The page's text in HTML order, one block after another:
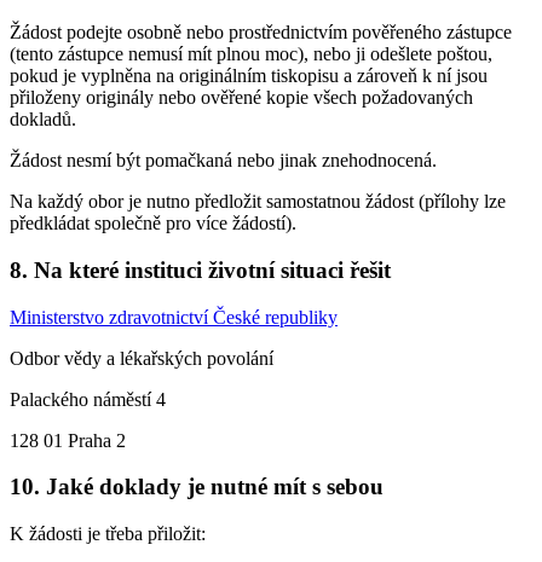
Žádost podejte osobně nebo prostřednictvím pověřeného zástupce
(tento zástupce nemusí mít plnou moc), nebo ji odešlete poštou,
pokud je vyplněna na originálním tiskopisu a zároveň k ní jsou
přiloženy originály nebo ověřené kopie všech požadovaných
dokladů.
Žádost nesmí být pomačkaná nebo jinak znehodnocená.
Na každý obor je nutno předložit samostatnou žádost (přílohy lze
předkládat společně pro více žádostí).
8. Na které instituci životní situaci řešit
Ministerstvo zdravotnictví České republiky
Odbor vědy a lékařských povolání
Palackého náměstí 4
128 01 Praha 2
10. Jaké doklady je nutné mít s sebou
K žádosti je třeba přiložit: